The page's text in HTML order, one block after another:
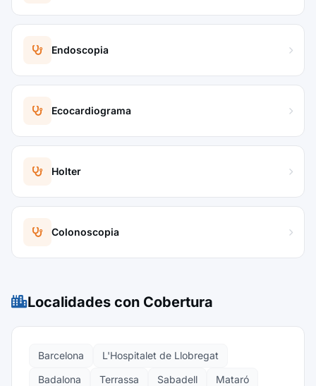
Endoscopia
Ecocardiograma
Holter
Colonoscopia
Localidades con Cobertura
Barcelona
L'Hospitalet de Llobregat
Badalona
Terrassa Sabadell
Mataró